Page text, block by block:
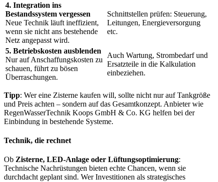
4. Integration ins
Bestandssystem vergessen
Neue Technik läuft ineffizient,
wenn sie nicht ans bestehende
Netz angepasst wird.
Schnittstellen prüfen: Steuerung,
Leitungen, Energieversorgung
etc.
5. Betriebskosten ausblenden
Nur auf Anschaffungskosten zu
schauen, führt zu bösen
Überraschungen.
Auch Wartung, Strombedarf und
Ersatzteile in die Kalkulation
einbeziehen.
Tipp: Wer eine Zisterne kaufen will, sollte nicht nur auf Tankgröße
und Preis achten – sondern auf das Gesamtkonzept. Anbieter wie
RegenWasserTechnik Koops GmbH & Co. KG helfen bei der
Einbindung in bestehende Systeme.
Technik, die rechnet
Ob Zisterne, LED-Anlage oder Lüftungsoptimierung:
Technische Nachrüstungen bieten echte Chancen, wenn sie
durchdacht geplant sind. Wer Investitionen als strategisches